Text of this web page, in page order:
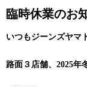
臨時休業のお
いつもジーンズヤマ
路面３店舗、2025年